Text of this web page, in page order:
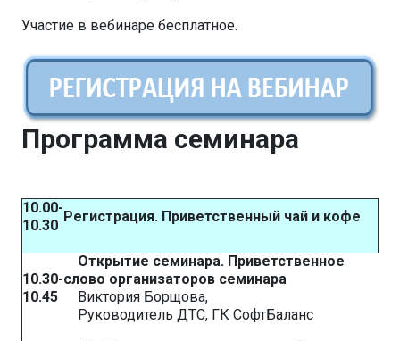
Участие в вебинаре бесплатное.
Программа семинара
10.00-
10.30
Регистрация. Приветственный чай и кофе
10.30-
10.45
Открытие семинара. Приветственное
слово организаторов семинара
Виктория Борщова,
Руководитель ДТС, ГК СофтБаланс